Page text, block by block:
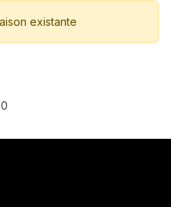
existante